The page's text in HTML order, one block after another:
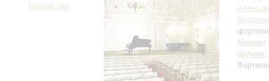
Малый зал
Моцарт
Шуман: